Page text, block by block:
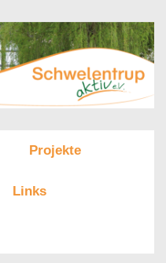
Projekte
Links